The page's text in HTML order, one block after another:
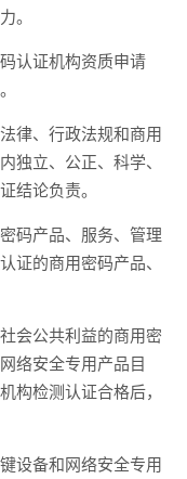
。
认证机构资质申请
律、行政法规和商用
独立、公正、科学、
结论负责。
码产品、服务、管理
证的商用密码产品、
会公共利益的商用密
络安全专用产品目
构检测认证合格后，
设备和网络安全专用